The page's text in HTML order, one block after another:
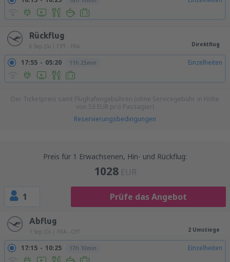
Rückflug
6 Sep (So.) CPT - FRA Direktflug
17:55 05:20 11h 25min Einzelheiten
Der Ticketpreis samt Flughafengebühren (ohne Servicegebühr in Höhe
von 53 EUR pro Passagier)
Reservierungsbedingungen
Preis für 1 Erwachsenen, Hin- und Rückflug:
1028 EUR
1 Prüfe das Angebot
Abflug
1 Sep (Di.) FRA - CPT 2 Umstiege
17:15 10:25 17h 10min Einzelheiten